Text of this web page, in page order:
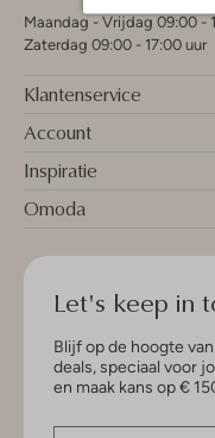
Maandag - Vrijdag 09:00 -
Zaterdag 09:00 - 17:00 uur
Klantenservice
Account
Inspiratie
Omoda
Let's keep in
Blijf op de hoogte
deals, speciaal voor
en maak kans op €